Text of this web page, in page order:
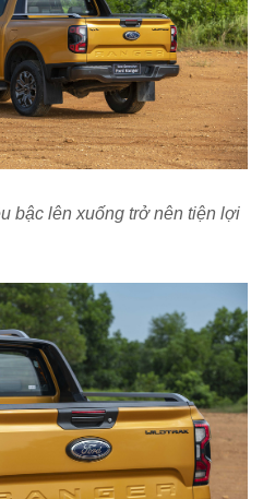
bậc lên xuống trở nên tiện lợi